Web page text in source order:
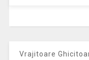
Vrajitoare